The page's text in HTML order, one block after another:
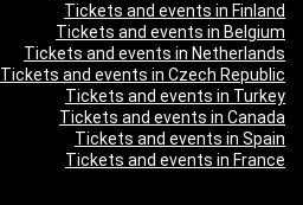
Tickets and events in Finland
Tickets and events in Belgium
Tickets and events in Netherlands
Tickets and events in Czech Republic
Tickets and events in Turkey
Tickets and events in Canada
Tickets and events in Spain
Tickets and events in France